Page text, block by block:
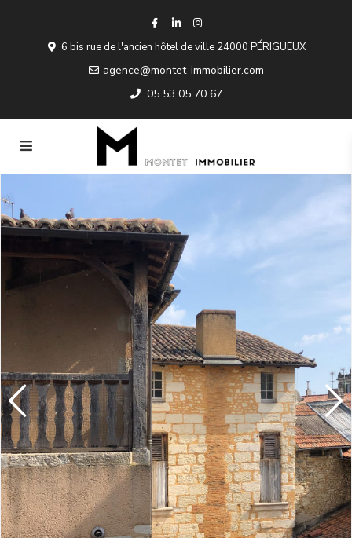
6 bis rue de l'ancien hôtel de ville 24000 PÉRIGUEUX
agence@montet-immobilier.com
05 53 05 70 67